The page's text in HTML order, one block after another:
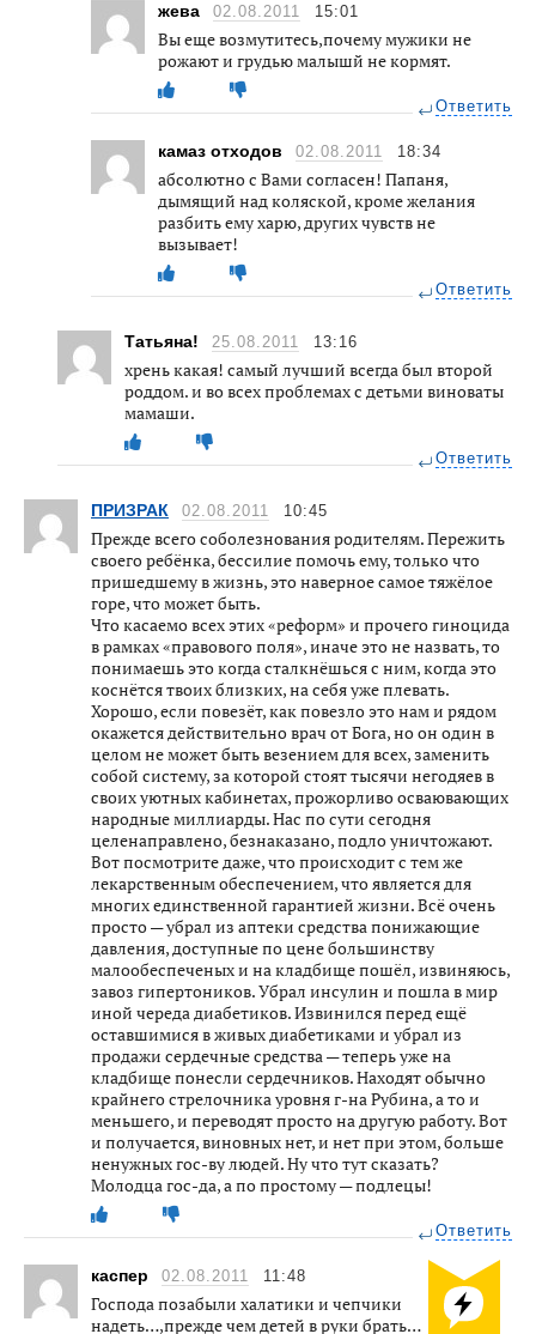
жева 02.08.2011 15:01
Вы еще возмутитесь,почему мужики не
рожают и грудью малышй не кормят.
Ответить
камаз отходов 02.08.2011 18:34
абсолютно с Вами согласен! Папаня,
дымящий над коляской, кроме желания
разбить ему харю, других чувств не
вызывает!
Ответить
Татьяна! 25.08.2011 13:16
хрень какая! самый лучший всегда был второй
роддом. и во всех проблемах с детьми виноваты
мамаши.
Ответить
ПРИЗРАК 02.08.2011 10:45
Прежде всего соболезнования родителям. Пережить
своего ребёнка, бессилие помочь ему, только что
пришедшему в жизнь, это наверное самое тяжёлое
горе, что может быть.
Что касаемо всех этих «реформ» и прочего гиноцида
в рамках «правового поля», иначе это не назвать, то
понимаешь это когда сталкнёшься с ним, когда это
коснётся твоих близких, на себя уже плевать.
Хорошо, если повезёт, как повезло это нам и рядом
окажется действительно врач от Бога, но он один в
целом не может быть везением для всех, заменить
собой систему, за которой стоят тысячи негодяев в
своих уютных кабинетах, прожорливо осваювающих
народные миллиарды. Нас по сути сегодня
целенаправлено, безнаказано, подло уничтожают.
Вот посмотрите даже, что происходит с тем же
лекарственным обеспечением, что является для
многих единственной гарантией жизни. Всё очень
просто — убрал из аптеки средства понижающие
давления, доступные по цене большинству
малообеспеченых и на кладбище пошёл, извиняюсь,
завоз гипертоников. Убрал инсулин и пошла в мир
иной череда диабетиков. Извинился перед ещё
оставшимися в живых диабетиками и убрал из
продажи сердечные средства — теперь уже на
кладбище понесли сердечников. Находят обычно
крайнего стрелочника уровня г-на Рубина, а то и
меньшего, и переводят просто на другую работу. Вот
и получается, виновных нет, и нет при этом, больше
ненужных гос-ву людей. Ну что тут сказать?
Молодца гос-да, а по простому — подлецы!
Ответить
каспер 02.08.2011 11:48
Господа позабыли халатики и чепчики
надеть…,прежде чем детей в руки брать…